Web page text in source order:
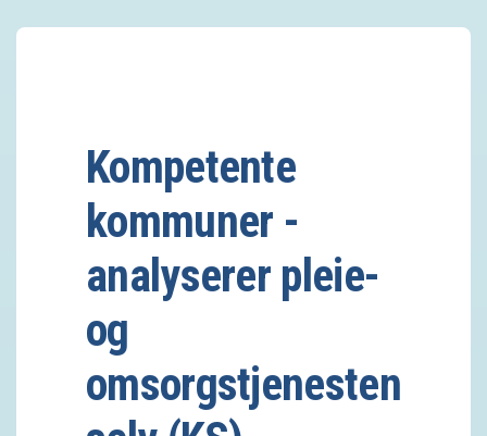
Kompetente
kommuner -
analyserer pleie-
og
omsorgstjenesten